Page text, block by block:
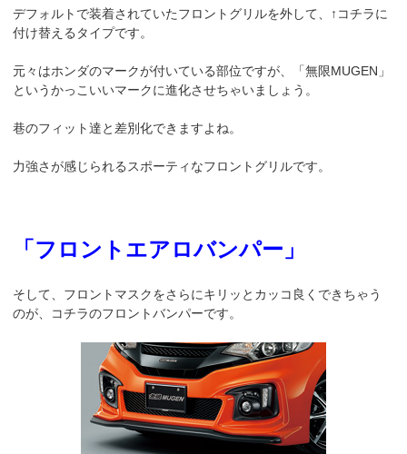
デフォルトで装着されていたフロントグリルを外して、↑コチラに
付け替えるタイプです。
元々はホンダのマークが付いている部位ですが、「無限MUGEN」
というかっこいいマークに進化させちゃいましょう。
巷のフィット達と差別化できますよね。
力強さが感じられるスポーティなフロントグリルです。
「フロントエアロバンパー」
そして、フロントマスクをさらにキリッとカッコ良くできちゃう
のが、コチラのフロントバンパーです。